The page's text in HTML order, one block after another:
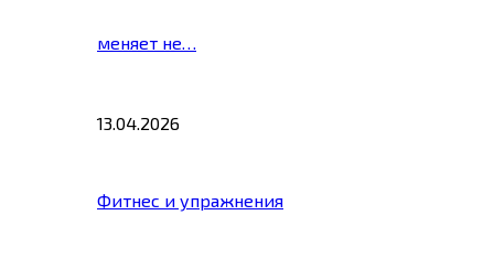
меняет не…
13.04.2026
Фитнес и упражнения